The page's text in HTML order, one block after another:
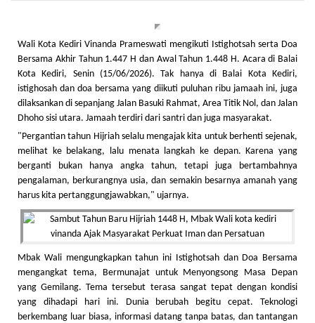
Wali Kota Kediri Vinanda Prameswati mengikuti Istighotsah serta Doa
Bersama Akhir Tahun 1.447 H dan Awal Tahun 1.448 H. Acara di Balai
Kota Kediri, Senin (15/06/2026). Tak hanya di Balai Kota Kediri,
istighosah dan doa bersama yang diikuti puluhan ribu jamaah ini, juga
dilaksankan di sepanjang Jalan Basuki Rahmat, Area Titik Nol, dan Jalan
Dhoho sisi utara. Jamaah terdiri dari santri dan juga masyarakat.
"Pergantian tahun Hijriah selalu mengajak kita untuk berhenti sejenak,
melihat ke belakang, lalu menata langkah ke depan. Karena yang
berganti bukan hanya angka tahun, tetapi juga bertambahnya
pengalaman, berkurangnya usia, dan semakin besarnya amanah yang
harus kita pertanggungjawabkan," ujarnya.
Mbak Wali mengungkapkan tahun ini Istighotsah dan Doa Bersama
mengangkat tema, Bermunajat untuk Menyongsong Masa Depan
yang Gemilang. Tema tersebut terasa sangat tepat dengan kondisi
yang dihadapi hari ini. Dunia berubah begitu cepat. Teknologi
berkembang luar biasa, informasi datang tanpa batas, dan tantangan